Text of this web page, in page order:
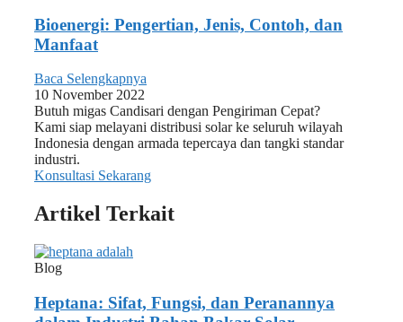
Bioenergi: Pengertian, Jenis, Contoh, dan
Manfaat
Baca Selengkapnya
10 November 2022
Butuh migas Candisari dengan Pengiriman Cepat?
Kami siap melayani distribusi solar ke seluruh wilayah
Indonesia dengan armada tepercaya dan tangki standar
industri.
Konsultasi Sekarang
Artikel Terkait
Blog
Heptana: Sifat, Fungsi, dan Peranannya